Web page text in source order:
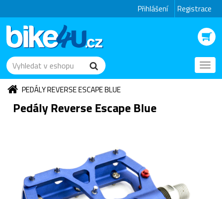
Přihlášení Registrace
PEDÁLY REVERSE ESCAPE BLUE
Pedály Reverse Escape Blue